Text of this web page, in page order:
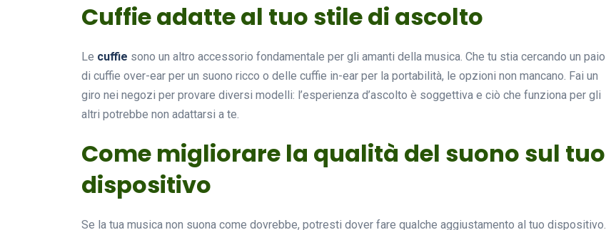
Cuffie adatte al tuo stile di ascolto
Le cuffie sono un altro accessorio fondamentale per gli amanti della musica. Che tu stia cercando un paio
di cuffie over-ear per un suono ricco o delle cuffie in-ear per la portabilità, le opzioni non mancano. Fai un
giro nei negozi per provare diversi modelli: l’esperienza d’ascolto è soggettiva e ciò che funziona per gli
altri potrebbe non adattarsi a te.
Come migliorare la qualità del suono sul tuo
dispositivo
Se la tua musica non suona come dovrebbe, potresti dover fare qualche aggiustamento al tuo dispositivo.